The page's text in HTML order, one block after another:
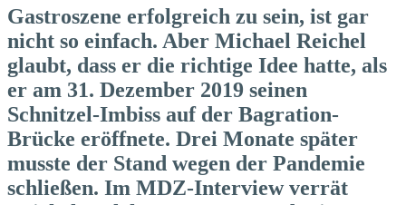
Gastroszene erfolgreich zu sein, ist gar
nicht so einfach. Aber Michael Reichel
glaubt, dass er die richtige Idee hatte, als
er am 31. Dezember 2019 seinen
Schnitzel-Imbiss auf der Bagration-
Brücke eröffnete. Drei Monate später
musste der Stand wegen der Pandemie
schließen. Im MDZ-Interview verrät